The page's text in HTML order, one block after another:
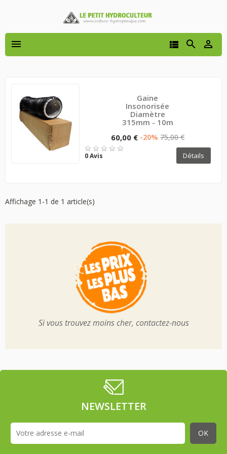
 


Gaine
Insonorisée
Diamètre
315mm - 10m
60,00 € -20% 75,00 €
0 Avis Détails
Affichage 1-1 de 1 article(s)
Si vous trouvez moins cher, contactez-nous
NEWSLETTER